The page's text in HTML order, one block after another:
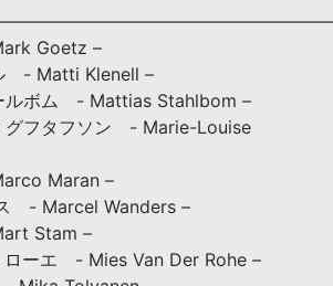
Goetz –
- Matti Klenell –
ルボム - Mattias Stahlbom –
グフタフソン - Marie-Louise
Maran –
- Marcel Wanders –
Stam –
ローエ - Mies Van Der Rohe –